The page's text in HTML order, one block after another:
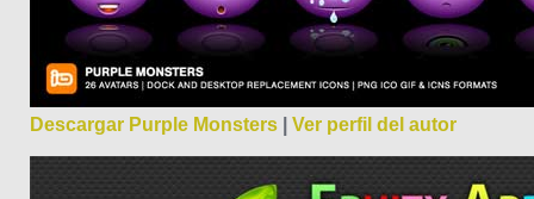
Descargar Purple Monsters Ver perfil del autor